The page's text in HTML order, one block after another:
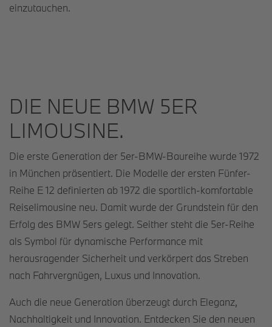
einzutauchen.
DIE NEUE BMW 5ER
LIMOUSINE.
Die erste Generation der 5er-BMW-Baureihe wurde 1972
in München präsentiert. Die Modelle der ersten Fünfer-
Reihe E 12 definierten ab 1972 die sportlich-komfortable
Reiselimousine neu. Damit wurde der Grundstein für den
Erfolg des BMW 5ers gelegt. Seither steht die 5er-Reihe
als Symbol für dynamische Performance mit
herausragender Sicherheit und verkörpert das Streben
nach Fahrvergnügen, Luxus und Innovation.
Auch die neue Generation überzeugt durch Eleganz,
Nachhaltigkeit und Innovation. Entdecken Sie den neuen